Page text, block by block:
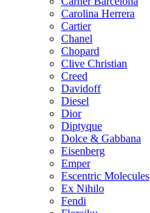
Carolina Herrera
Cartier
Chanel
Chopard
Clive Christian
Creed
Davidoff
Diesel
Dior
Diptyque
Dolce & Gabbana
Eisenberg
Emper
Escentric Molecules
Ex Nihilo
Fendi